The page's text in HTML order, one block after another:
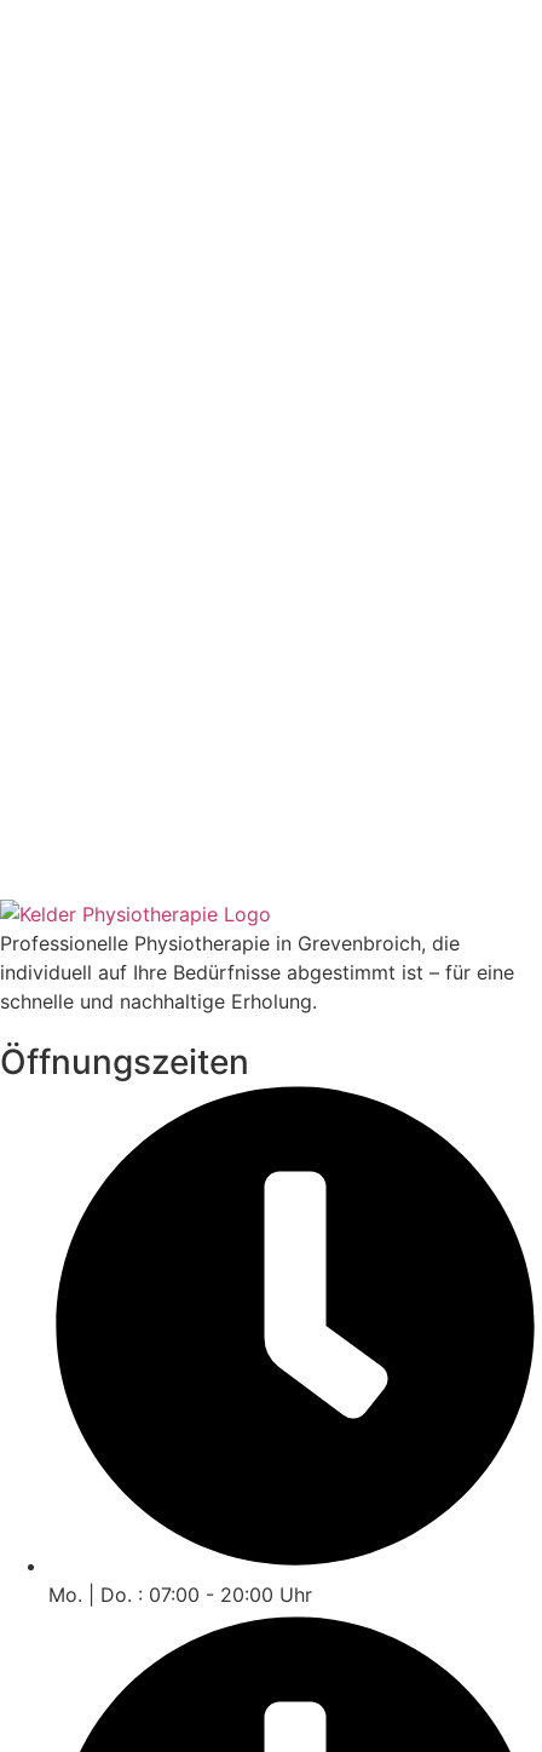
Professionelle Physiotherapie in Grevenbroich, die
individuell auf Ihre Bedürfnisse abgestimmt ist – für eine
schnelle und nachhaltige Erholung.
Öffnungszeiten
Mo. | Do. : 07:00 - 20:00 Uhr